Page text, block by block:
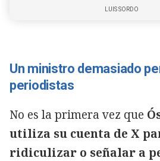
LUIS SORDO
Un ministro demasiado
periodistas
No es la primera vez que
utiliza su cuenta de X
ridiculizar o señalar a